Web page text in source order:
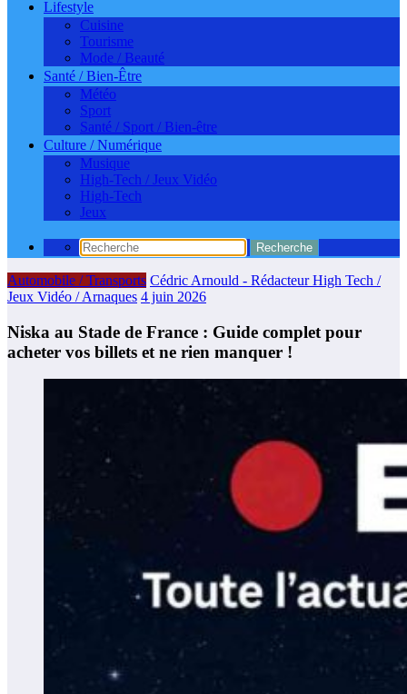
Lifestyle
Cuisine
Tourisme
Mode / Beauté
Santé / Bien-Être
Météo
Sport
Santé / Sport / Bien-être
Culture / Numérique
Musique
High-Tech / Jeux Vidéo
High-Tech
Jeux
Automobile / Transports Cédric Arnould - Rédacteur High Tech /
Jeux Vidéo / Arnaques 4 juin 2026
Niska au Stade de France : Guide complet pour
acheter vos billets et ne rien manquer !